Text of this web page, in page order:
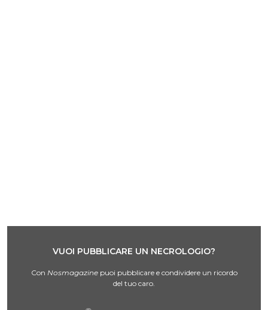
VUOI PUBBLICARE UN NECROLOGIO?
Con Nosmagazinepuoi pubblicare e condividere un ricordo
del tuo caro.